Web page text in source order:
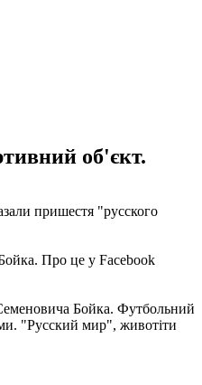
об'єкт.
пришестя "русского
Про це у Facebook
Бойка. Футбольний
"Русский мир", животіти